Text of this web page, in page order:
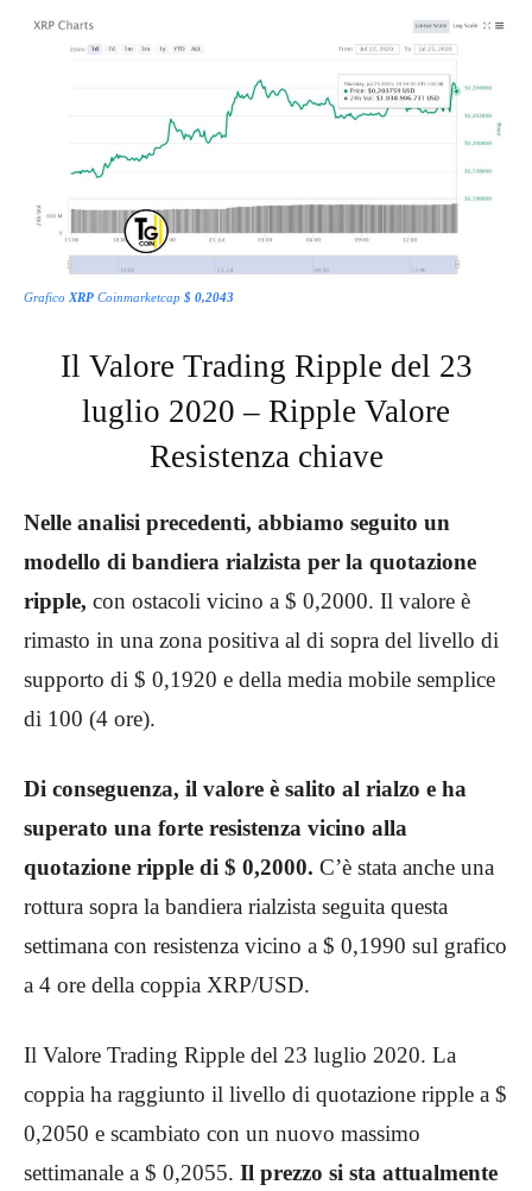
Grafico XRP Coinmarketcap $ 0,2043
Il Valore Trading Ripple del 23
luglio 2020 – Ripple Valore
Resistenza chiave
Nelle analisi precedenti, abbiamo seguito un
modello di bandiera rialzista per la quotazione
ripple, con ostacoli vicino a $ 0,2000. Il valore è
rimasto in una zona positiva al di sopra del livello di
supporto di $ 0,1920 e della media mobile semplice
di 100 (4 ore).
Di conseguenza, il valore è salito al rialzo e ha
superato una forte resistenza vicino alla
quotazione ripple di $ 0,2000. C’è stata anche una
rottura sopra la bandiera rialzista seguita questa
settimana con resistenza vicino a $ 0,1990 sul grafico
a 4 ore della coppia XRP/USD.
Il Valore Trading Ripple del 23 luglio 2020. La
coppia ha raggiunto il livello di quotazione ripple a $
0,2050 e scambiato con un nuovo massimo
settimanale a $ 0,2055. Il prezzo si sta attualmente